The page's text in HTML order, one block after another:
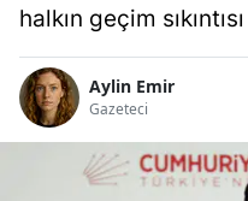
halkın geçim
Aylin Emir
Gazeteci